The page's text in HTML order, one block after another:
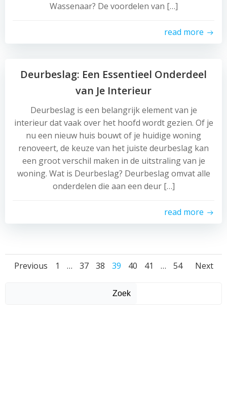
Wassenaar? De voordelen van […]
read more
Deurbeslag: Een Essentieel Onderdeel
van Je Interieur
Deurbeslag is een belangrijk element van je
interieur dat vaak over het hoofd wordt gezien. Of je
nu een nieuw huis bouwt of je huidige woning
renoveert, de keuze van het juiste deurbeslag kan
een groot verschil maken in de uitstraling van je
woning. Wat is Deurbeslag? Deurbeslag omvat alle
onderdelen die aan een deur […]
read more
Posts
Previous
Posts
navigation
Page
1 … Page
37 Page
38 Page
39 Page
40 Page
41 … Page
54 Next
Zoek